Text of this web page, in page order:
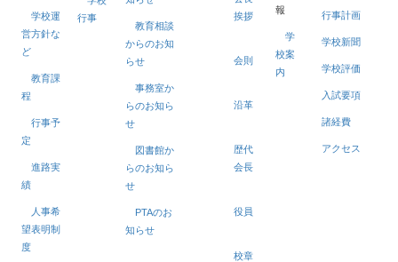
学校運
営方針な
ど
教育課
程
行事予
定
進路実
績
人事希
望表明制
度
行事
教育相談
からのお知
らせ
事務室か
らのお知ら
せ
図書館か
らのお知ら
せ
PTAのお
知らせ
挨拶
会則
沿革
歴代
会長
役員
校章
報
学
校案
内
行事計画
学校新聞
学校評価
入試要項
諸経費
アクセス